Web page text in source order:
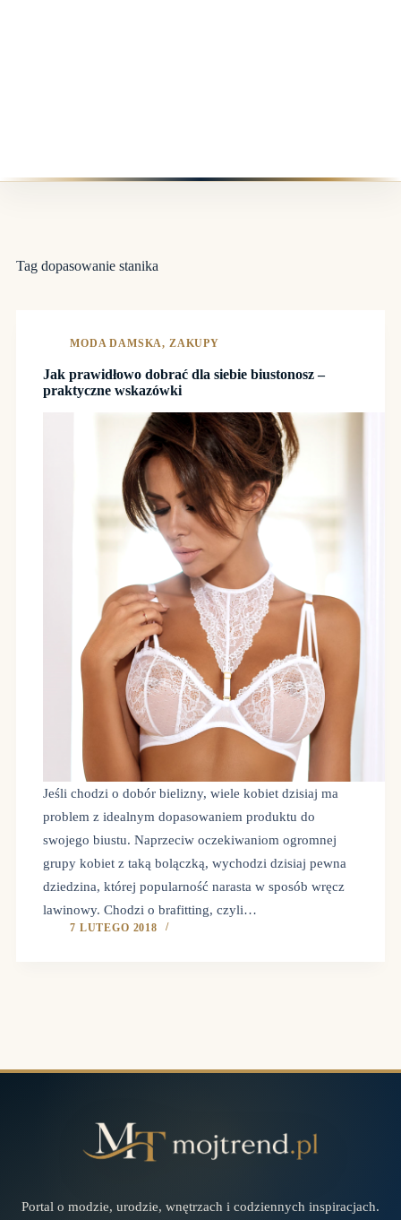
Tag dopasowanie stanika
MODA DAMSKA, ZAKUPY
Jak prawidłowo dobrać dla siebie biustonosz –
praktyczne wskazówki
Jeśli chodzi o dobór bielizny, wiele kobiet dzisiaj ma
problem z idealnym dopasowaniem produktu do
swojego biustu. Naprzeciw oczekiwaniom ogromnej
grupy kobiet z taką bolączką, wychodzi dzisiaj pewna
dziedzina, której popularność narasta w sposób wręcz
lawinowy. Chodzi o brafitting, czyli…
7 LUTEGO 2018
Portal o modzie, urodzie, wnętrzach i codziennych inspiracjach.